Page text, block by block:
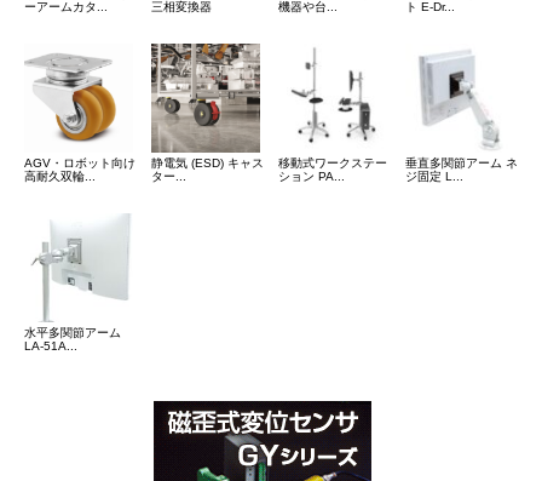
ーアームカタ...
三相変換器
機器や台...
ト E-Dr...
AGV・ロボット向け
高耐久双輪...
静電気 (ESD) キャス
ター...
移動式ワークステー
ション PA...
垂直多関節アーム ネ
ジ固定 L...
水平多関節アーム
LA-51A...